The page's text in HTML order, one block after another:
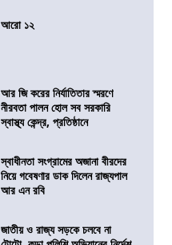
আরো ১২
আর জি করের নির্যাতিতার স্মরণে
নীরবতা পালন হোল সব সরকারি
স্বাস্থ্য কেন্দ্র, প্রতিষ্ঠানে
স্বাধীনতা সংগ্রামের অজানা বীরদের
নিয়ে গবেষণার ডাক দিলেন রাজ্যপাল
আর এন রবি
জাতীয় ও রাজ্য সড়কে চলবে না